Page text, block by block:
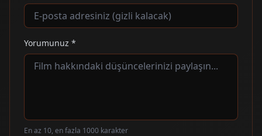
Yorumunuz *
En az 10, en fazla 1000 karakter